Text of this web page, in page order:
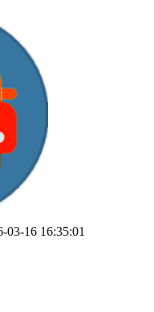
03-16 16:35:01